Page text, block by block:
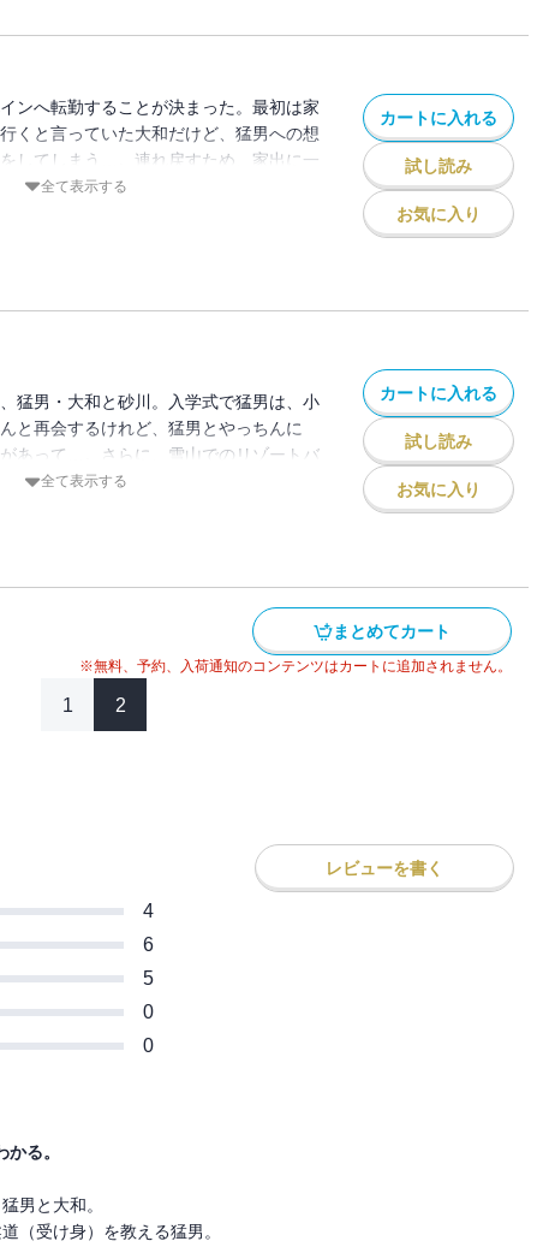
ンへ転勤することが決まった。最初は家
くと言っていた大和だけど、猛男への想
してしまう…。連れ戻すため、家出に一
だが!? みんなの想いがぶつかりあう待望
全て表示する
カートに入れる
試し読み
お気に入り
猛男・大和と砂川。入学式で猛男は、小
と再会するけれど、猛男とやっちんに
あって…。さらに、雪山でのリゾートバ
ンションで事件が発生し…!? 猛男たちの
全て表示する
カートに入れる
試し読み
お気に入り
まとめてカート
※無料、予約、入荷通知のコンテンツはカートに追加されません。
1 2
レビューを書く
4
6
5
0
0
る。
男と大和。
（受け身）を教える猛男。